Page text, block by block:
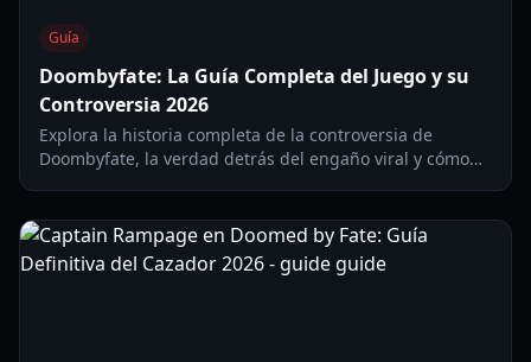
Guía
Doombyfate: La Guía Completa del Juego y su
Controversia 2026
Explora la historia completa de la controversia de
Doombyfate, la verdad detrás del engaño viral y cómo